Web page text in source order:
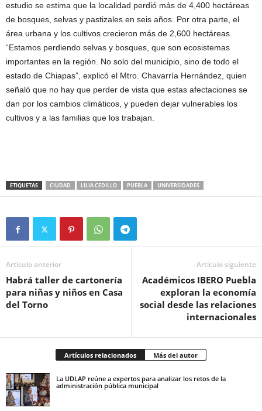
estudio se estima que la localidad perdió más de 4,400 hectáreas
de bosques, selvas y pastizales en seis años. Por otra parte, el
área urbana y los cultivos crecieron más de 2,600 hectáreas.
“Estamos perdiendo selvas y bosques, que son ecosistemas
importantes en la región. No solo del municipio, sino de todo el
estado de Chiapas”, explicó el Mtro. Chavarría Hernández, quien
señaló que no hay que perder de vista que estas afectaciones se
dan por los cambios climáticos, y pueden dejar vulnerables los
cultivos y a las familias que los trabajan.
ETIQUETAS CIUDAD LILIA CEDILLO PUEBLA UNIVERSIDADES
Artículo anterior
Habrá taller de cartonería
para niñas y niños en Casa
del Torno
Artículo siguiente
Académicos IBERO Puebla
exploran la economía
social desde las relaciones
internacionales
Artículos relacionados Más del autor
La UDLAP reúne a expertos para analizar los retos de la
administración pública municipal